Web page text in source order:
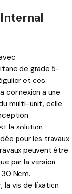
Internal
de grade 5-
et des
connexion a une
multi-unit, celle
la solution
pour les travaux
peuvent être
par la version
Ncm.
la vis de fixation